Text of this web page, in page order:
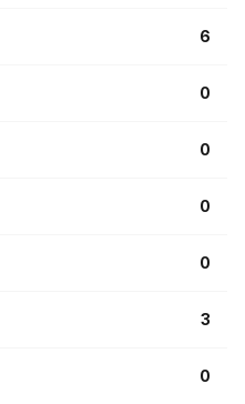
6
0
0
0
0
3
0